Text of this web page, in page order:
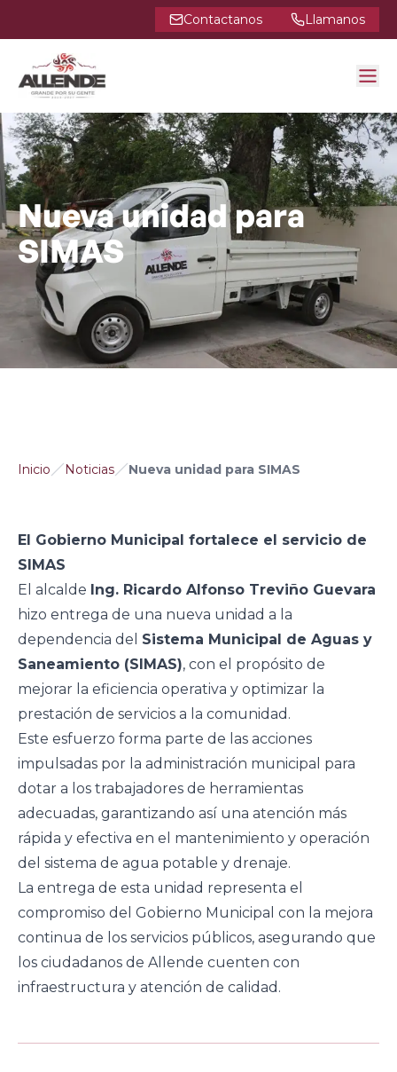
Contactanos Llamanos
Nueva unidad para
SIMAS
Inicio Noticias Nueva unidad para SIMAS
El Gobierno Municipal fortalece el servicio de
SIMAS
El alcalde Ing. Ricardo Alfonso Treviño Guevara
hizo entrega de una nueva unidad a la
dependencia del Sistema Municipal de Aguas y
Saneamiento (SIMAS), con el propósito de
mejorar la eficiencia operativa y optimizar la
prestación de servicios a la comunidad.
Este esfuerzo forma parte de las acciones
impulsadas por la administración municipal para
dotar a los trabajadores de herramientas
adecuadas, garantizando así una atención más
rápida y efectiva en el mantenimiento y operación
del sistema de agua potable y drenaje.
La entrega de esta unidad representa el
compromiso del Gobierno Municipal con la mejora
continua de los servicios públicos, asegurando que
los ciudadanos de Allende cuenten con
infraestructura y atención de calidad.